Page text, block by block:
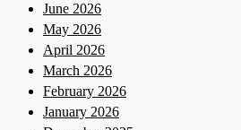
June 2026
May 2026
April 2026
March 2026
February 2026
January 2026